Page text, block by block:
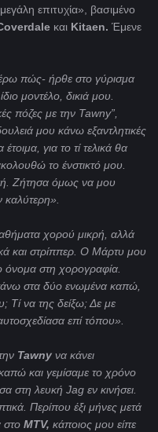
επιτυχία», βασιμένο
και Kitaen. Έμενε
πώς- ήρθε στο γύρισμα
μοντέλο, δικιά μου.
πόζες με την Tawny”,
μου κάνω εξαντλητικές
για το τί τελικά θα
το ένστικτό μου.
Ζήτησα όμως να μου
χορού μικρή, αλλά
και στρίππερ. Ο Μάρτυ μου
όνομα στη χορογραφία.
στα δύο ενωμένα καπώ,
Τί να της δείξω; Δε με
επί τόπου».
Tawny να κάνει
και γεμίσαμε το χρόνο
στη λευκή Jag εν κινήσει.
Περίπου έξι μήνες μετά
στο MTV, κάποιος μου είπε